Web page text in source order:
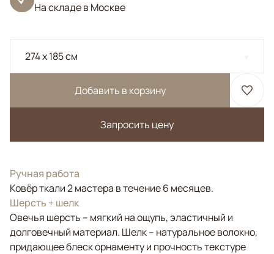
На складе в Москве
274 x 185 см
Добавить в корзину
Запросить цену
Ручная работа
Ковёр ткали 2 мастера в течение 6 месяцев.
Шерсть + шелк
Овечья шерсть – мягкий на ощупь, эластичный и
долговечный материал. Шелк – натуральное волокно,
придающее блеск орнаменту и прочность текстуре